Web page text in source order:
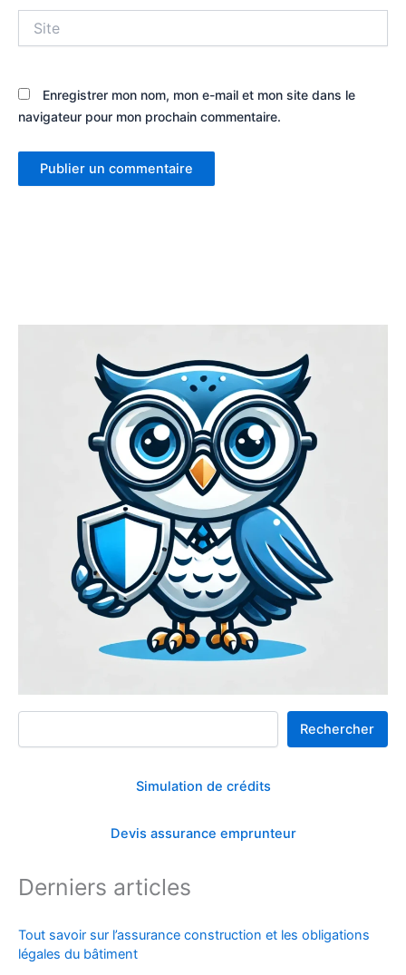
Enregistrer mon nom, mon e-mail et mon site dans le
navigateur pour mon prochain commentaire.
Rechercher
Rechercher
Simulation de crédits
Devis assurance emprunteur
Derniers articles
Tout savoir sur l’assurance construction et les obligations
légales du bâtiment